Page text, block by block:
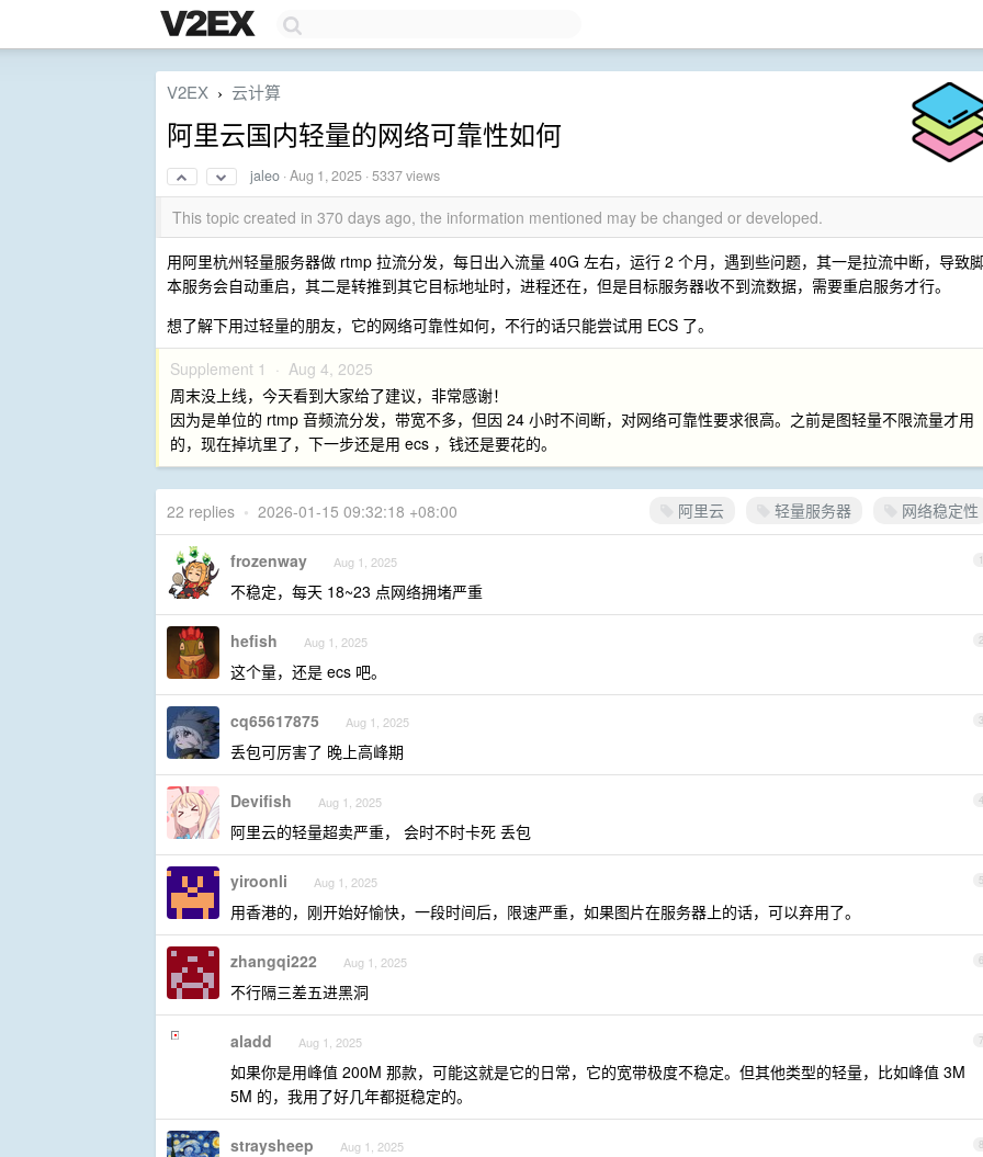
V2EX › 云计算
阿里云国内轻量的网络可靠性如何
jaleo ·Aug 1, 2025 · 5337 views
This topic created in 370 days ago, the information mentioned may be changed or developed.
用阿里杭州轻量服务器做 rtmp 拉流分发，每日出入流量 40G 左右，运行 2 个月，遇到些问题，其一是拉流中断，导致脚
本服务会自动重启，其二是转推到其它目标地址时，进程还在，但是目标服务器收不到流数据，需要重启服务才行。
想了解下用过轻量的朋友，它的网络可靠性如何，不行的话只能尝试用 ECS 了。
Supplement 1 · Aug 4, 2025
周末没上线，今天看到大家给了建议，非常感谢！
因为是单位的 rtmp 音频流分发，带宽不多，但因 24 小时不间断，对网络可靠性要求很高。之前是图轻量不限流量才用
的，现在掉坑里了，下一步还是用 ecs ，钱还是要花的。
阿里云 轻量服务器 网络稳定性
22 replies • 2026-01-15 09:32:18 +08:00
1
frozenway Aug 1, 2025
不稳定，每天 18~23 点网络拥堵严重
2
hefish Aug 1, 2025
这个量，还是 ecs 吧。
3
cq65617875 Aug 1, 2025
丢包可厉害了 晚上高峰期
4
Devifish Aug 1, 2025
阿里云的轻量超卖严重， 会时不时卡死 丢包
5
yiroonli Aug 1, 2025
用香港的，刚开始好愉快，一段时间后，限速严重，如果图片在服务器上的话，可以弃用了。
6
zhangqi222 Aug 1, 2025
不行隔三差五进黑洞
7
aladd Aug 1, 2025
如果你是用峰值 200M 那款，可能这就是它的日常，它的宽带极度不稳定。但其他类型的轻量，比如峰值 3M
5M 的，我用了好几年都挺稳定的。
8
straysheep Aug 1, 2025